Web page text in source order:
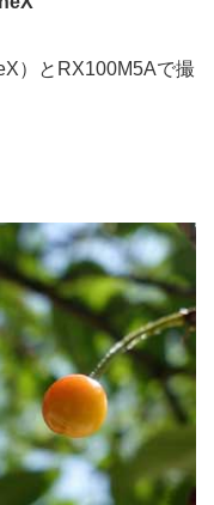
）とRX100M5Aで撮